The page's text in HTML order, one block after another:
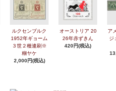
ルクセンブルク
1952年ギョーム
３世２種連刷※
糊ヤケ
2,000円(税込)
オーストリア 20
26年赤ずきん
420円(税込)
ア
ジ